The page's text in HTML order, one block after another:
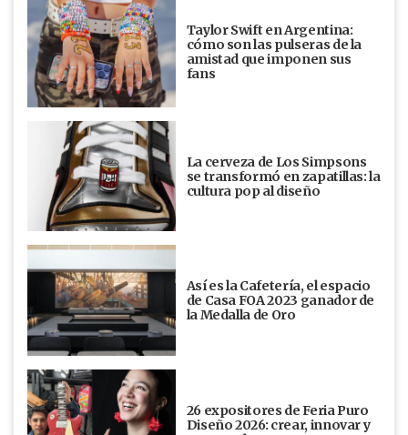
Taylor Swift en Argentina:
cómo son las pulseras de la
amistad que imponen sus
fans
La cerveza de Los Simpsons
se transformó en zapatillas: la
cultura pop al diseño
Así es la Cafetería, el espacio
de Casa FOA 2023 ganador de
la Medalla de Oro
26 expositores de Feria Puro
Diseño 2026: crear, innovar y